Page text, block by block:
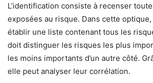
L’identification consiste à recenser
exposées au risque. Dans cette
établir une liste contenant tous les
doit distinguer les risques les plus
les moins importants d’un autre côté.
elle peut analyser leur corrélation.